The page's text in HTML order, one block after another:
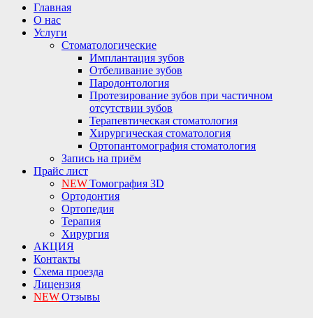
Главная
О нас
Услуги
Стоматологические
Имплантация зубов
Отбеливание зубов
Пародонтология
Протезирование зубов при частичном
отсутствии зубов
Терапевтическая стоматология
Хирургическая стоматология
Ортопантомография стоматология
Запись на приём
Прайс лист
NEWТомография 3D
Ортодонтия
Ортопедия
Терапия
Хирургия
АКЦИЯ
Контакты
Схема проезда
Лицензия
NEWОтзывы